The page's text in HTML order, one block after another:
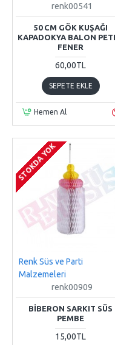
renk00541
50 CM GÖK KUŞAĞI
KAPADOKYA BALON
FENER
60,00TL
SEPETE EKLE
Hemen Al
STOKDA YOK
Renk Süs ve Parti
Malzemeleri
renk00909
BIBERON SARKIT SÜS
PEMBE
15,00TL